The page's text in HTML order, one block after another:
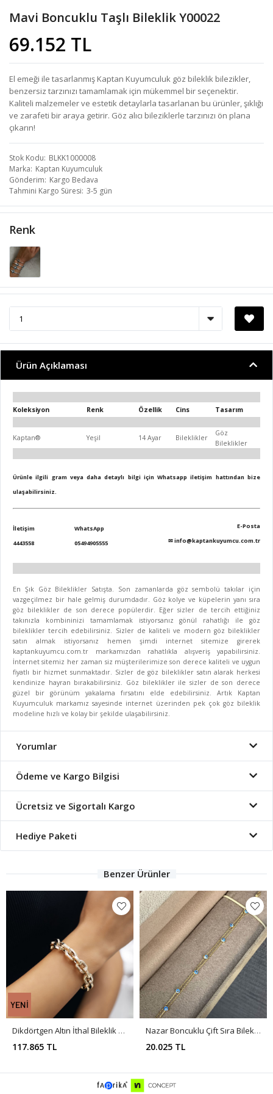
Mavi Boncuklu Taşlı Bileklik Y00022
69.152 TL
El emeği ile tasarlanmış Kaptan Kuyumculuk göz bileklik bilezikler,
benzersiz tarzınızı tamamlamak için mükemmel bir seçenektir.
Kaliteli malzemeler ve estetik detaylarla tasarlanan bu ürünler, şıklığı
ve zarafeti bir araya getirir. Göz alıcı bileziklerle tarzınızı ön plana
çıkarın!
Stok Kodu BLKK1000008
Marka Kaptan Kuyumculuk
Gönderim Kargo Bedava
Tahmini Kargo Süresi 3-5 gün
Renk
Ürün Açıklaması
Koleksiyon Renk Özellik Cins Tasarım
Kaptan® Yeşil 14 Ayar Bileklikler
Göz
Bileklikler
Ürünle ilgili gram veya daha detaylı bilgi için Whatsapp iletişim hattından bize
ulaşabilirsiniz.
İletişim
4443558
WhatsApp
05494905555
E-Posta
✉info@kaptankuyumcu.com.tr
En Şık Göz Bileklikler Satışta. Son zamanlarda göz sembolü takılar için
vazgeçilmez bir hale gelmiş durumdadır. Göz kolye ve küpelerin yanı sıra
göz bileklikler de son derece popülerdir. Eğer sizler de tercih ettiğiniz
takınızla kombininizi tamamlamak istiyorsanız gönül rahatlığı ile göz
bileklikler tercih edebilirsiniz. Sizler de kaliteli ve modern göz bileklikler
satın almak istiyorsanız hemen şimdi internet sitemize girerek
kaptankuyumcu.com.tr markamızdan rahatlıkla alışveriş yapabilirsiniz.
İnternet sitemiz her zaman siz müşterilerimize son derece kaliteli ve uygun
fiyatlı bir hizmet sunmaktadır. Sizler de göz bileklikler satın alarak herkesi
kendinize hayran bırakabilirsiniz. Göz bileklikler ile sizler de son derece
güzel bir görünüm yakalama fırsatını elde edebilirsiniz. Artık Kaptan
Kuyumculuk markamız sayesinde internet üzerinden pek çok göz bileklik
modeline hızlı ve kolay bir şekilde ulaşabilirsiniz.
Yorumlar
Ödeme ve Kargo Bilgisi
Ücretsiz ve Sigortalı Kargo
Hediye Paketi
Benzer Ürünler
Dikdörtgen Altın İthal Bileklik Y01053
117.865 TL
Nazar Boncuklu Çift Sıra Bileklik BL0080
20.025 TL